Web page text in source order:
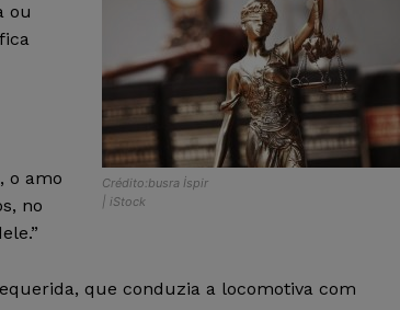
Crédito:busra İspir
| iStock
ou
o amo
no
que conduzia a locomotiva com